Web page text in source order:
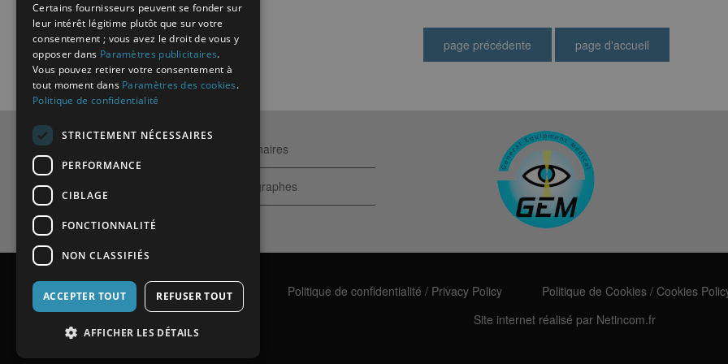
Partenaires
Echographes
Contact Aide Politique de confidentialité / Privacy Policy Politique de Cookies/ Cookies
Site internet réalisé par Netincom.fr
Certains fournisseurs peuvent se fonder sur
leur intérêt légitime plutôt que sur votre
consentement ; vous avez le droit de vous y
opposer dans Paramètres publicitaires.
Vous pouvez retirer votre consentement à
tout moment dans Paramètres des cookies.
Politique de confidentialité
STRICTEMENT NÉCESSAIRES
PERFORMANCE
CIBLAGE
FONCTIONNALITÉ
NON CLASSIFIÉS
ACCEPTER TOUT REFUSER TOUT
AFFICHER LES DÉTAILS